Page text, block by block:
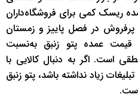
ریسک کمی برای فروشگاه‌داران
پرفروش در فصل پاییز و زمستان
عمده پتو زنبق به‌نسبت
است. اگر به دنبال کالایی با
زیاد نداشته باشد، پتو زنبق